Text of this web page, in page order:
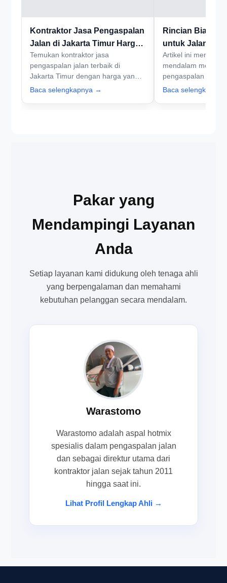
Kontraktor Jasa Pengaspalan
Jalan di Jakarta Timur Harga
Terbaik
Temukan kontraktor jasa
pengaspalan jalan terbaik di
Jakarta Timur dengan harga yang
kompetitif. Dapatkan pelayanan
Baca selengkapnya →
Rincian Biaya
untuk Jalan
Jakarta Timur
Artikel ini
mendalam
pengaspalan
industri di Jakarta
Baca
Pakar yang
Mendampingi Layanan
Anda
Setiap layanan kami didukung oleh tenaga ahli
yang berpengalaman dan memahami
kebutuhan pelanggan secara mendalam.
Warastomo
Warastomo adalah aspal hotmix
spesialis dalam pengaspalan jalan
dan sebagai direktur utama dari
kontraktor jalan sejak tahun 2011
hingga saat ini.
Lihat Profil Lengkap Ahli →